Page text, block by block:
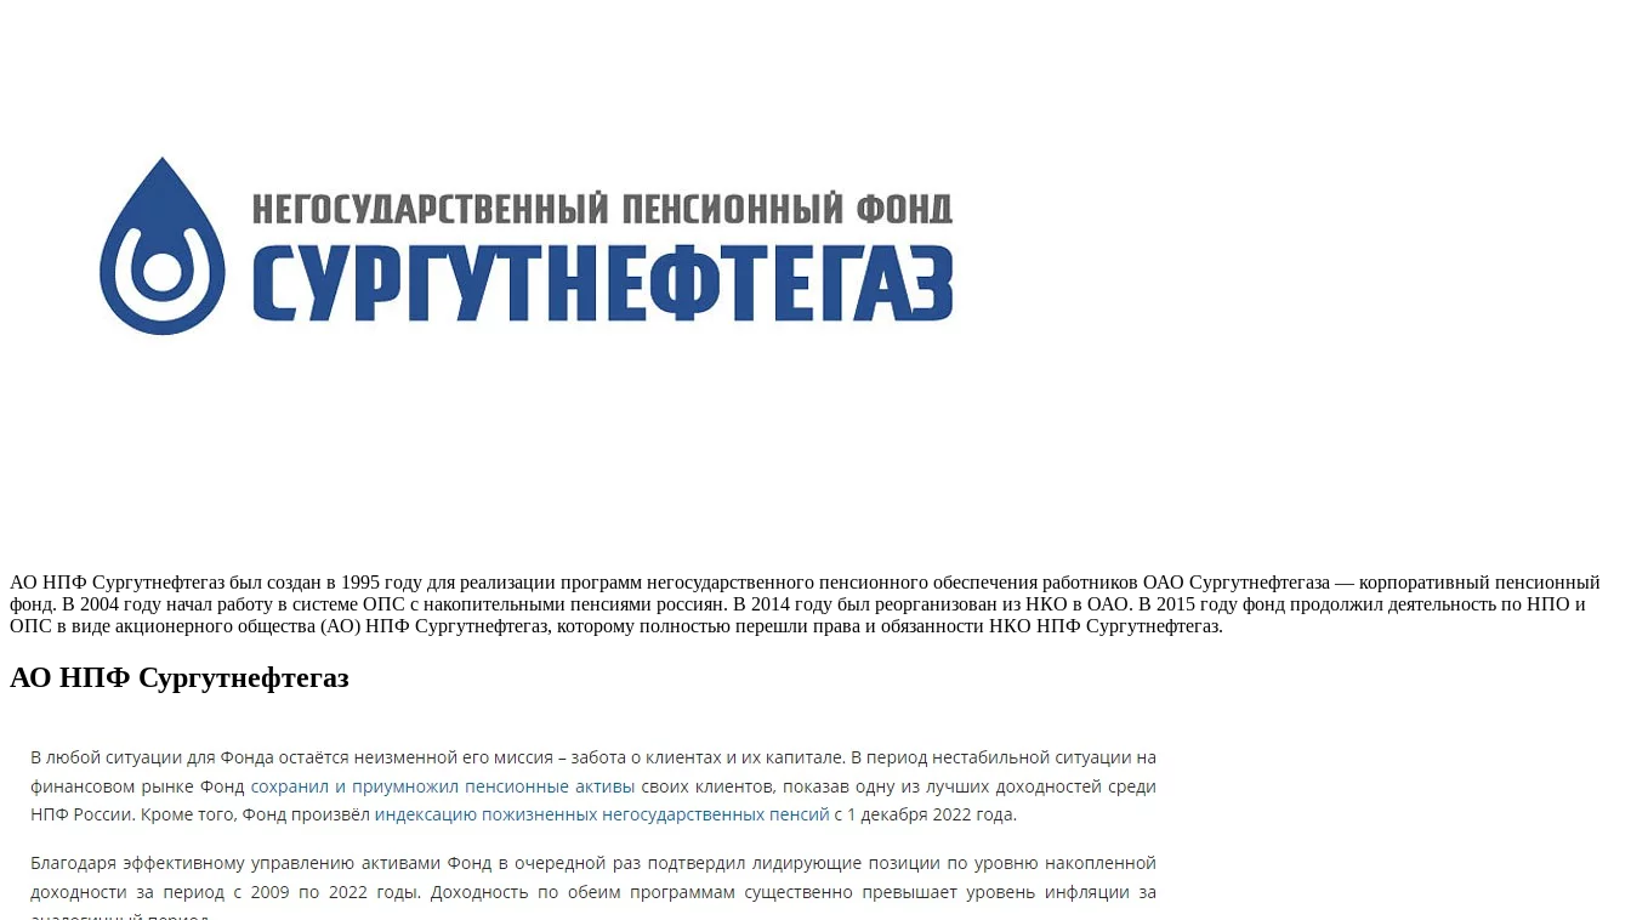
АО НПФ Сургутнефтегаз был создан в 1995 году для реализации программ негосударственного пенсионного обеспечения работников ОАО Сургутнефтегаза — корпоративный пенсионный
фонд. В 2004 году начал работу в системе ОПС с накопительными пенсиями россиян. В 2014 году был реорганизован из НКО в ОАО. В 2015 году фонд продолжил деятельность по НПО и
ОПС в виде акционерного общества (АО) НПФ Сургутнефтегаз, которому полностью перешли права и обязанности НКО НПФ Сургутнефтегаз.
АО НПФ Сургутнефтегаз